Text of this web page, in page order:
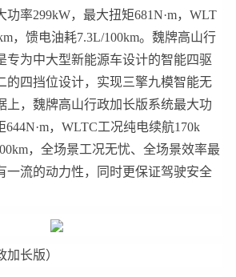
率299kW，最大扭矩681N·m，WLT
，馈电油耗7.3L/100km。魏牌高山行
专为中大型新能源车设计的智能四驱
的四挡位设计，实现三擎九模智能无
上，魏牌高山行政加长版系统最大功
，WLTC工况纯电续航170k
，全场景工况无忧、全场景效率最
一流的动力性，同时更保证驾驶安全
加长版）